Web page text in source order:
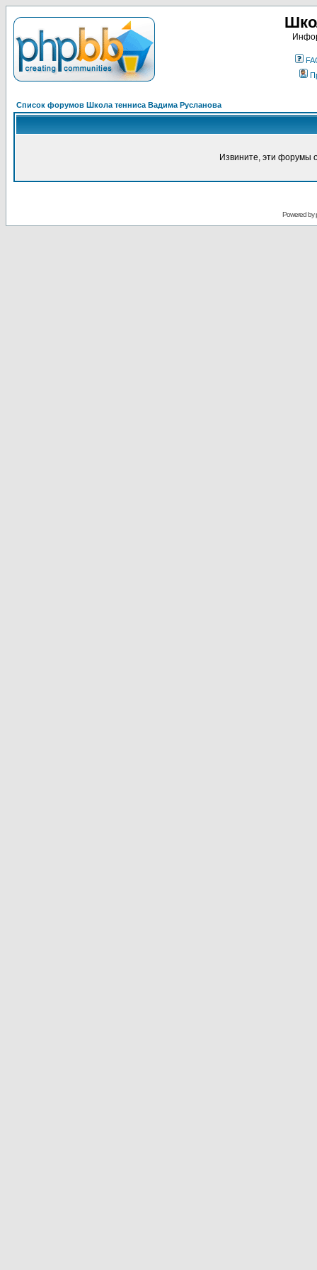
Список форумов Школа тенниса Вадима Русланова
Извините, эти форумы
Powered by